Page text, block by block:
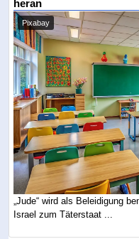
heran
Pixabay
„Jude“ wird als Beleidigung
Israel zum Täterstaat ...